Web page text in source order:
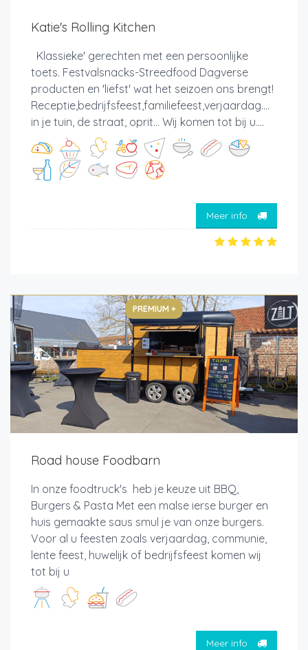
Katie's Rolling Kitchen
Klassieke' gerechten met een persoonlijke
toets. Festvalsnacks-Streedfood Dagverse
producten en 'liefst' wat het seizoen ons brengt!
Receptie,bedrijfsfeest,familiefeest,verjaardag....
in je tuin, de straat, oprit... Wij komen tot bij u....
Meer info
PREMIUM +
Road house Foodbarn
In onze foodtruck's heb je keuze uit BBQ,
Burgers & Pasta Met een malse ierse burger en
huis gemaakte saus smul je van onze burgers.
Voor al u feesten zoals verjaardag, communie,
lente feest, huwelijk of bedrijfsfeest komen wij
tot bij u
Meer info